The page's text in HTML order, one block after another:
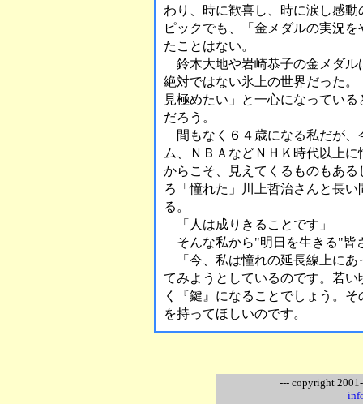
わり、時に歓喜し、時に涙し感
ピックでも、「金メダルの実況
たことはない。
鈴木大地や岩崎恭子の金メダル
絶対ではない氷上の世界だった
見極めたい」と一心になってい
だろう。
間もなく６４歳になる私だが、
ム、ＮＢＡなどＮＨＫ時代以上
からこそ、見えてくるものもあ
ろ「憧れた」川上哲治さんと長
る。
「人は成りきることです」
そんな私から"明日を生きる"皆
「今、私は憧れの延長線上にあ
てみようとしているのです。若
く『鍵』になることでしょう。
を持ってほしいのです。
--- copyright